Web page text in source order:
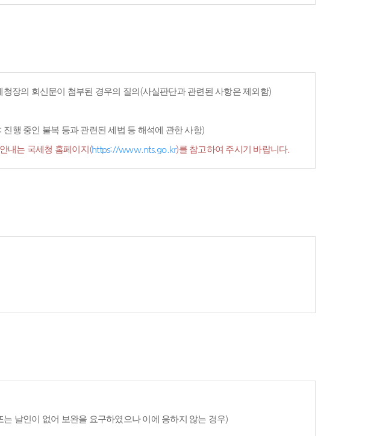
장의 회신문이 첨부된 경우의 질의(사실판단과 관련된 사항은 제외함)
행 중인 불복 등과 관련된 세법 등 해석에 관한 사항)
내는 국세청 홈페이지(https://www.nts.go.kr)를 참고하여 주시기 바랍니다.
날인이 없어 보완을 요구하였으나 이에 응하지 않는 경우)